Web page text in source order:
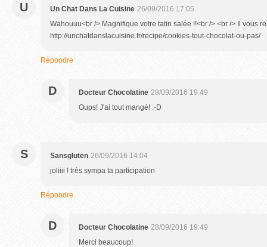
U Un Chat Dans La Cuisine 26/09/2016 17:05
Wahouuu<br /> Magnifique votre tatin salée !!<br /> <br /> Il vous
http://unchatdanslacuisine.fr/recipe/cookies-tout-chocolat-ou-pas/
Répondre
D Docteur Chocolatine 28/09/2016 19:49
Oups! J'ai tout mangé! :-D
S Sansgluten 26/09/2016 14:04
joliiii ! très sympa ta participation
Répondre
D Docteur Chocolatine 28/09/2016 19:49
Merci beaucoup!